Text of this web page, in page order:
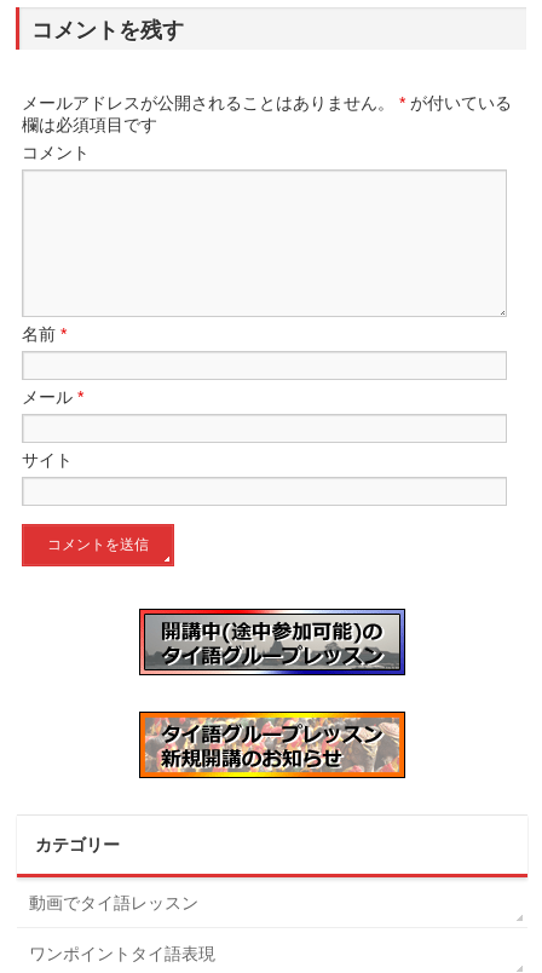
コメントを残す
メールアドレスが公開されることはありません。 * が付いている
欄は必須項目です
コメント
名前*
メール*
サイト
カテゴリー
動画でタイ語レッスン
ワンポイントタイ語表現